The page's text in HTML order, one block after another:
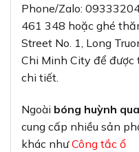
Phone/Zalo:
461 348 hoặc ghé
Street No. 1, Long
Chi Minh City để được
chi tiết.
Ngoài bóng huỳnh
cung cấp nhiều sản
khác nhưCông tắc ổ